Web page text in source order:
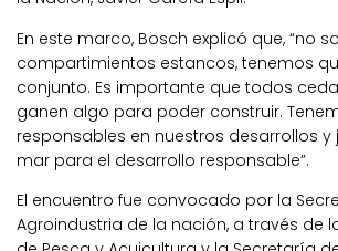
En este marco, Bosch explicó que, “no
compartimientos estancos, tenemos
conjunto. Es importante que todos
ganen algo para poder construir.
responsables en nuestros desarrollos y
mar para el desarrollo responsable”.
El encuentro fue convocado por la
Agroindustria de la nación, a través de